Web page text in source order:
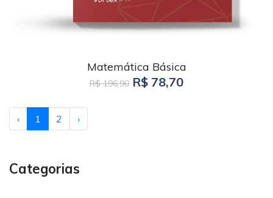
Categorias
Matemática Básica
R$ 196,90 R$ 78,70
‹ 1 2 ›